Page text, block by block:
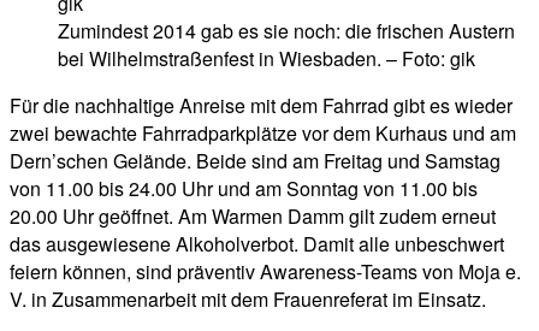
Zumindest 2014 gab es sie noch: die frischen Austern
bei Wilhelmstraßenfest in Wiesbaden. – Foto: gik
Für die nachhaltige Anreise mit dem Fahrrad gibt es wieder
zwei bewachte Fahrradparkplätze vor dem Kurhaus und am
Dern’schen Gelände. Beide sind am Freitag und Samstag
von 11.00 bis 24.00 Uhr und am Sonntag von 11.00 bis
20.00 Uhr geöffnet. Am Warmen Damm gilt zudem erneut
das ausgewiesene Alkoholverbot. Damit alle unbeschwert
feiern können, sind präventiv Awareness-Teams von Moja e.
V. in Zusammenarbeit mit dem Frauenreferat im Einsatz.